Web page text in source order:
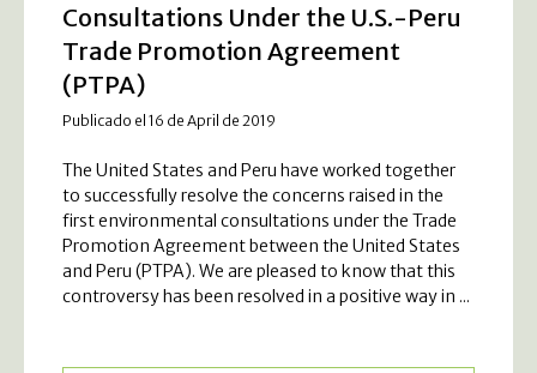
Consultations Under the U.S.-Peru
Trade Promotion Agreement
(PTPA)
Publicado el 16 de April de 2019
The United States and Peru have worked together
to successfully resolve the concerns raised in the
first environmental consultations under the Trade
Promotion Agreement between the United States
and Peru (PTPA). We are pleased to know that this
controversy has been resolved in a positive way in ...